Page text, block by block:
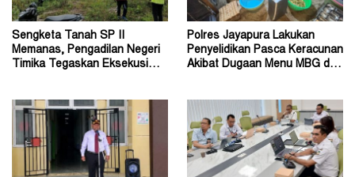
Sengketa Tanah SP II
Memanas, Pengadilan Negeri
Timika Tegaskan Eksekusi
Polres Jayapura Lakukan
Penyelidikan Pasca Keracunan
Akibat Dugaan Menu MBG di